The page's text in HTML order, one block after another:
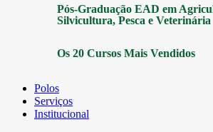
Pós-Graduação EAD em
Silvicultura, Pesca e Veterinária
Os 20 Cursos Mais Vendidos
Polos
Serviços
Institucional